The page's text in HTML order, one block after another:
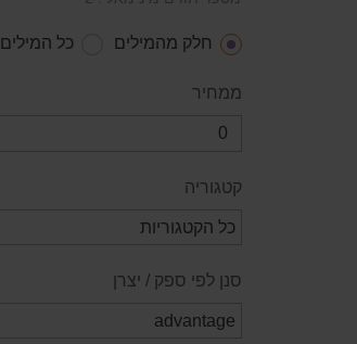
חלק מהמילים כל המילים
ממחיר
קטגוריה
סנן לפי ספק / יצרן